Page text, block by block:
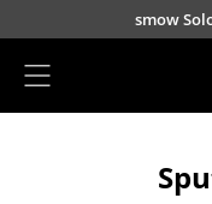
Direkt zum Inhalt
smow